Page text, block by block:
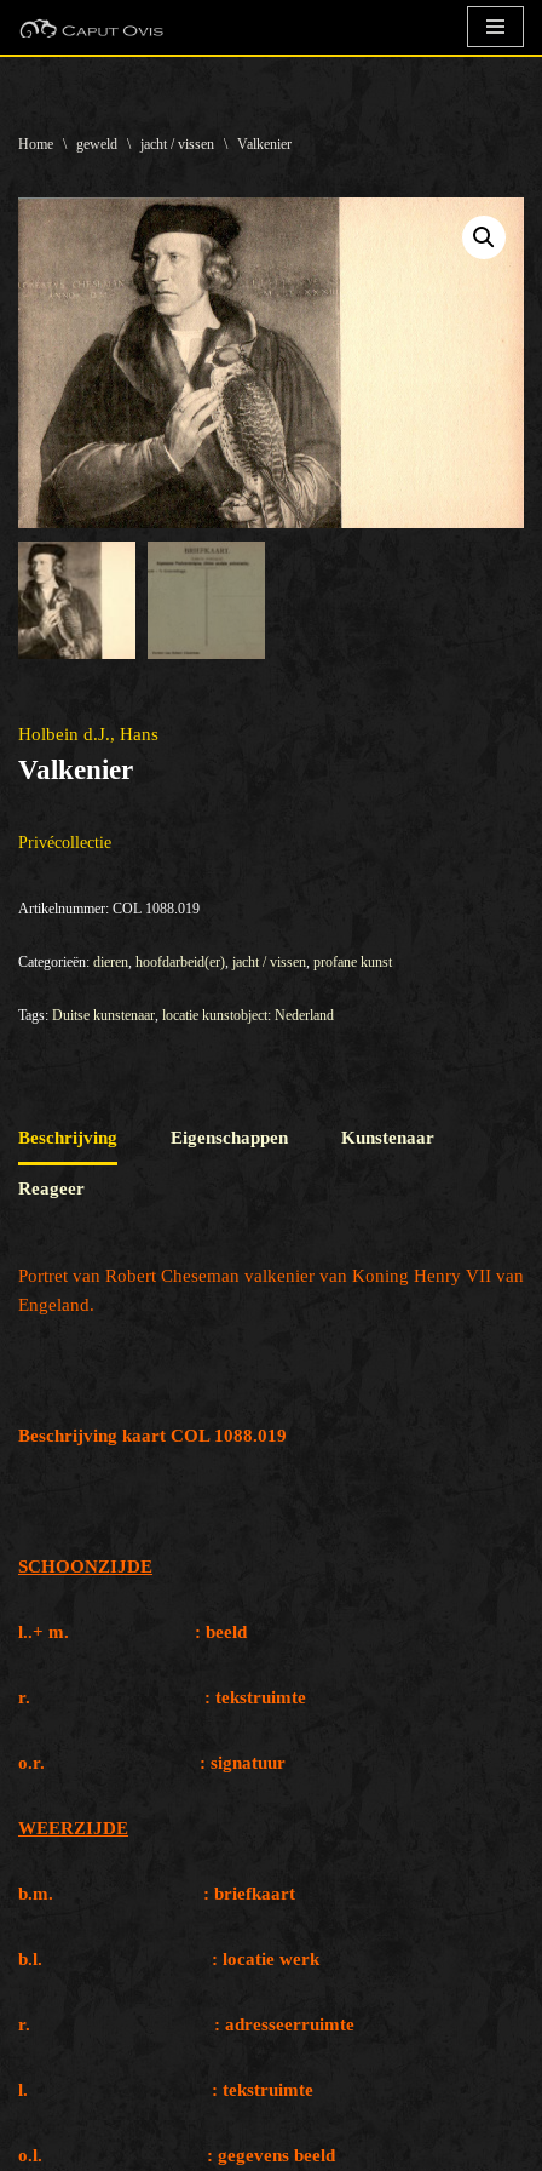
inhoud
Home \ geweld \ jacht / vissen \ Valkenier
Holbein d.J., Hans
Valkenier
Privécollectie
Artikelnummer: COL 1088.019
Categorieën: dieren hoofdarbeid(er) jacht / vissen profane kunst
Tags: Duitse kunstenaar locatie kunstobject: Nederland
Beschrijving Eigenschappen Kunstenaar
Reageer
Portret van Robert Cheseman valkenier van Koning Henry VII van
Engeland.
Beschrijving kaart COL 1088.019
SCHOONZIJDE
l..+ m. : beeld
r. : tekstruimte
o.r. : signatuur
WEERZIJDE
b.m. : briefkaart
b.l. : locatie werk
r. : adresseerruimte
l. : tekstruimte
o.l. : gegevens beeld